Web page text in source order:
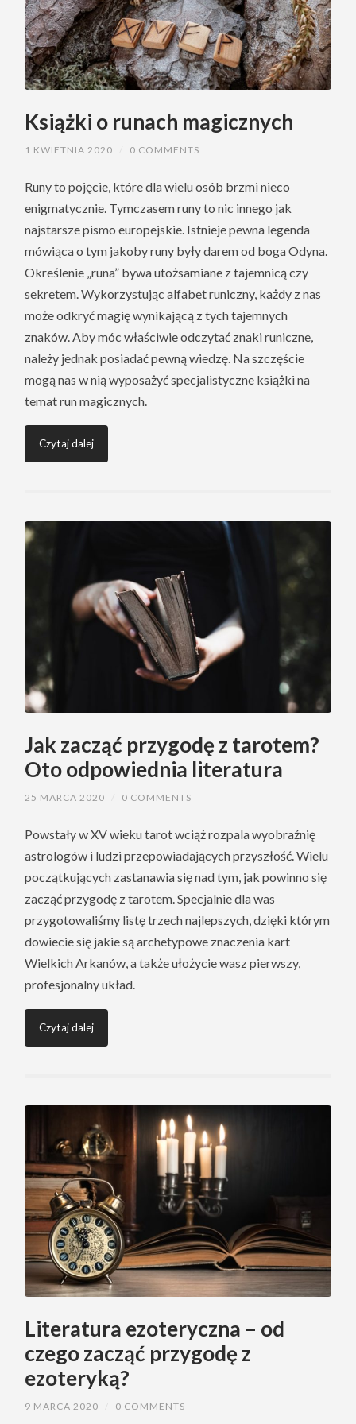
Książki o runach magicznych
1 KWIETNIA 2020 0 COMMENTS
Runy to pojęcie, które dla wielu osób brzmi nieco
enigmatycznie. Tymczasem runy to nic innego jak
najstarsze pismo europejskie. Istnieje pewna legenda
mówiąca o tym jakoby runy były darem od boga Odyna.
Określenie „runa” bywa utożsamiane z tajemnicą czy
sekretem. Wykorzystując alfabet runiczny, każdy z nas
może odkryć magię wynikającą z tych tajemnych
znaków. Aby móc właściwie odczytać znaki runiczne,
należy jednak posiadać pewną wiedzę. Na szczęście
mogą nas w nią wyposażyć specjalistyczne książki na
temat run magicznych.
Czytaj dalej
Jak zacząć przygodę z tarotem?
Oto odpowiednia literatura
25 MARCA 2020 0 COMMENTS
Powstały w XV wieku tarot wciąż rozpala wyobraźnię
astrologów i ludzi przepowiadających przyszłość. Wielu
początkujących zastanawia się nad tym, jak powinno się
zacząć przygodę z tarotem. Specjalnie dla was
przygotowaliśmy listę trzech najlepszych, dzięki którym
dowiecie się jakie są archetypowe znaczenia kart
Wielkich Arkanów, a także ułożycie wasz pierwszy,
profesjonalny układ.
Czytaj dalej
Literatura ezoteryczna – od
czego zacząć przygodę z
ezoteryką?
9 MARCA 2020 0 COMMENTS